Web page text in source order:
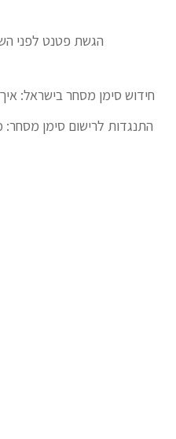
הגשת פטנט לפני
חידוש סימן מסחר בישראל:
התנגדות לרישום סימן